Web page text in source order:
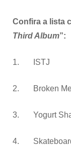
Confira a lista
Third Album”:
1. ISTJ
2. Broken
3. Yogurt
4.